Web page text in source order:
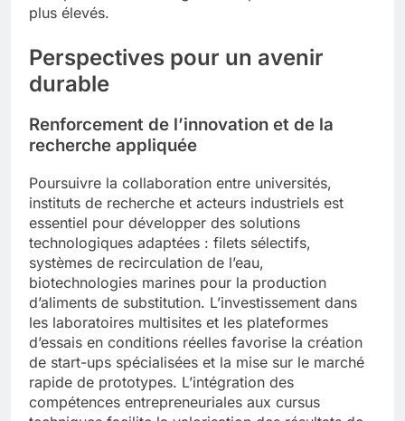
plus élevés.
Perspectives pour un avenir
durable
Renforcement de l’innovation et de la
recherche appliquée
Poursuivre la collaboration entre universités,
instituts de recherche et acteurs industriels est
essentiel pour développer des solutions
technologiques adaptées : filets sélectifs,
systèmes de recirculation de l’eau,
biotechnologies marines pour la production
d’aliments de substitution. L’investissement dans
les laboratoires multisites et les plateformes
d’essais en conditions réelles favorise la création
de start-ups spécialisées et la mise sur le marché
rapide de prototypes. L’intégration des
compétences entrepreneuriales aux cursus